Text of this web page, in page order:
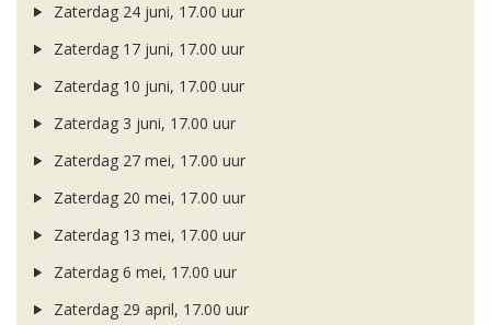
Zaterdag 24 juni, 17.00 uur
Zaterdag 17 juni, 17.00 uur
Zaterdag 10 juni, 17.00 uur
Zaterdag 3 juni, 17.00 uur
Zaterdag 27 mei, 17.00 uur
Zaterdag 20 mei, 17.00 uur
Zaterdag 13 mei, 17.00 uur
Zaterdag 6 mei, 17.00 uur
Zaterdag 29 april, 17.00 uur